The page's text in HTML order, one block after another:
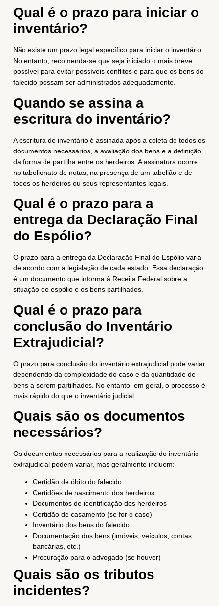
Qual é o prazo para iniciar o
inventário?
Não existe um prazo legal específico para iniciar o inventário.
No entanto, recomenda-se que seja iniciado o mais breve
possível para evitar possíveis conflitos e para que os bens do
falecido possam ser administrados adequadamente.
Quando se assina a
escritura do inventário?
A escritura de inventário é assinada após a coleta de todos os
documentos necessários, a avaliação dos bens e a definição
da forma de partilha entre os herdeiros. A assinatura ocorre
no tabelionato de notas, na presença de um tabelião e de
todos os herdeiros ou seus representantes legais.
Qual é o prazo para a
entrega da Declaração Final
do Espólio?
O prazo para a entrega da Declaração Final do Espólio varia
de acordo com a legislação de cada estado. Essa declaração
é um documento que informa à Receita Federal sobre a
situação do espólio e os bens partilhados.
Qual é o prazo para
conclusão do Inventário
Extrajudicial?
O prazo para conclusão do inventário extrajudicial pode variar
dependendo da complexidade do caso e da quantidade de
bens a serem partilhados. No entanto, em geral, o processo é
mais rápido do que o inventário judicial.
Quais são os documentos
necessários?
Os documentos necessários para a realização do inventário
extrajudicial podem variar, mas geralmente incluem:
Certidão de óbito do falecido
Certidões de nascimento dos herdeiros
Documentos de identificação dos herdeiros
Certidão de casamento (se for o caso)
Inventário dos bens do falecido
Documentação dos bens (imóveis, veículos, contas
bancárias, etc.)
Procuração para o advogado (se houver)
Quais são os tributos
incidentes?